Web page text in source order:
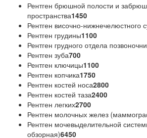
Рентген брюшной полости и
пространства1450
Рентген височно-нижнечелюстного
Рентген грудины1100
Рентген грудного отдела
Рентген зуба700
Рентген ключицы1100
Рентген копчика1750
Рентген костей носа2800
Рентген костей таза2400
Рентген легких2700
Рентген молочных желез
Рентген мочевыделительной
обзорная)6450